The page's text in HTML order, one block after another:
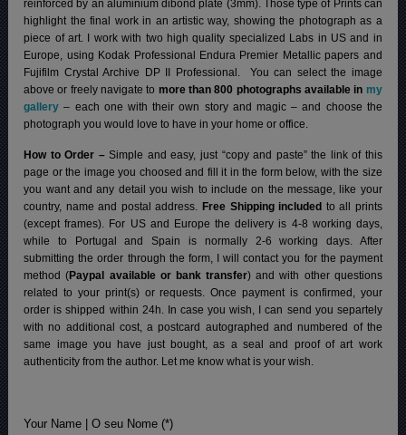
reinforced by an aluminium dibond plate (3mm). Those type of Prints can
highlight the final work in an artistic way, showing the photograph as a
piece of art. I work with two high quality specialized Labs in US and in
Europe, using Kodak Professional Endura Premier Metallic papers and
Fujifilm Crystal Archive DP II Professional. You can select the image
above or freely navigate to more than 800 photographs available in my
gallery – each one with their own story and magic – and choose the
photograph you would love to have in your home or office.
How to Order –Simple and easy, just “copy and paste” the link of this
page or the image you choosed and fill it in the form below, with the size
you want and any detail you wish to include on the message, like your
country, name and postal address. Free Shipping included to all prints
(except frames). For US and Europe the delivery is 4-8 working days,
while to Portugal and Spain is normally 2-6 working days. After
submitting the order through the form, I will contact you for the payment
method (Paypal available or bank transfer) and with other questions
related to your print(s) or requests. Once payment is confirmed, your
order is shipped within 24h. In case you wish, I can send you separtely
with no additional cost, a postcard autographed and numbered of the
same image you have just bought, as a seal and proof of art work
authenticity from the author. Let me know what is your wish.
Your Name | O seu Nome (*)